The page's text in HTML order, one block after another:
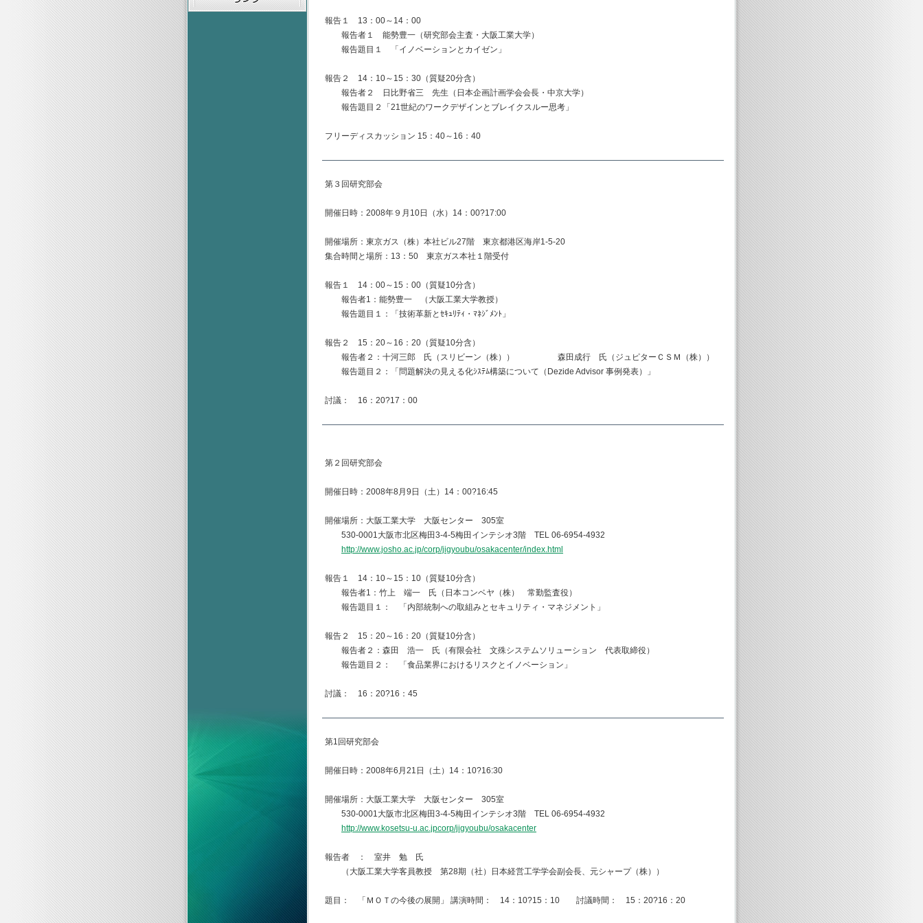
報告１ 13：00～14：00
報告者１ 能勢豊一（研究部会主査・大阪工業大学）
報告題目１ 「イノベーションとカイゼン」
報告２ 14：10～15：30（質疑20分含）
報告者２ 日比野省三 先生（日本企画計画学会会長・中京大学）
報告題目２「21世紀のワークデザインとブレイクスルー思考」
フリーディスカッション 15：40～16：40
第３回研究部会
開催日時：2008年９月10日（水）14：00?17:00
開催場所：東京ガス（株）本社ビル27階 東京都港区海岸1-5-20
集合時間と場所：13：50 東京ガス本社１階受付
報告１ 14：00～15：00（質疑10分含）
報告者1：能勢豊一 （大阪工業大学教授）
報告題目１：「技術革新とｾｷｭﾘﾃｨ・ﾏﾈｼﾞﾒﾝﾄ」
報告２ 15：20～16：20（質疑10分含）
報告者２：十河三郎 氏（スリビーン（株）） 森田成行 氏（ジュピターＣＳＭ（株））
報告題目２：「問題解決の見える化ｼｽﾃﾑ構築について（Dezide Advisor 事例発表）」
討議： 16：20?17：00
第２回研究部会
開催日時：2008年8月9日（土）14：00?16:45
開催場所：大阪工業大学 大阪センター 305室
530-0001大阪市北区梅田3-4-5梅田インテシオ3階 TEL 06-6954-4932
http://www.josho.ac.jp/corp/jigyoubu/osakacenter/index.html
報告１ 14：10～15：10（質疑10分含）
報告者1：竹上 端一 氏（日本コンベヤ（株） 常勤監査役）
報告題目１： 「内部統制への取組みとセキュリティ・マネジメント」
報告２ 15：20～16：20（質疑10分含）
報告者２：森田 浩一 氏（有限会社 文殊システムソリューション 代表取締役）
報告題目２： 「食品業界におけるリスクとイノベーション」
討議： 16：20?16：45
第1回研究部会
開催日時：2008年6月21日（土）14：10?16:30
開催場所：大阪工業大学 大阪センター 305室
530-0001大阪市北区梅田3-4-5梅田インテシオ3階 TEL 06-6954-4932
http://www.kosetsu-u.ac.jpcorp/jigyoubu/osakacenter
報告者 ： 室井 勉 氏
（大阪工業大学客員教授 第28期（社）日本経営工学学会副会長、元シャープ（株））
題目： 「ＭＯＴの今後の展開」 講演時間： 14：10?15：10 討議時間： 15：20?16：20